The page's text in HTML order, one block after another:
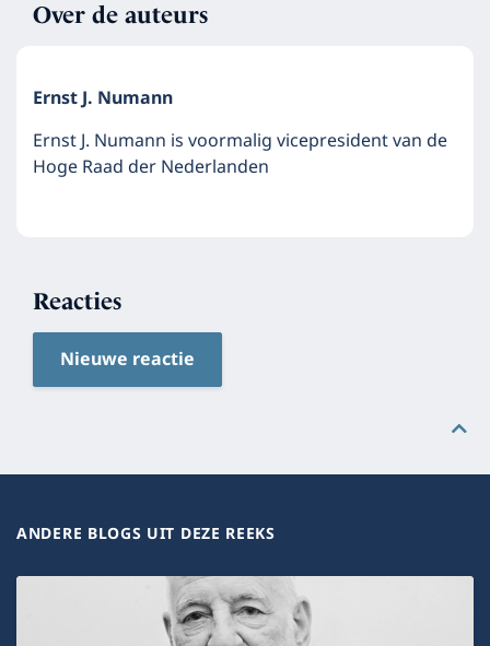
Over de auteurs
Ernst J. Numann
Ernst J. Numann is voormalig vicepresident van de
Hoge Raad der Nederlanden
Reacties
Nieuwe reactie
ANDERE BLOGS UIT DEZE REEKS